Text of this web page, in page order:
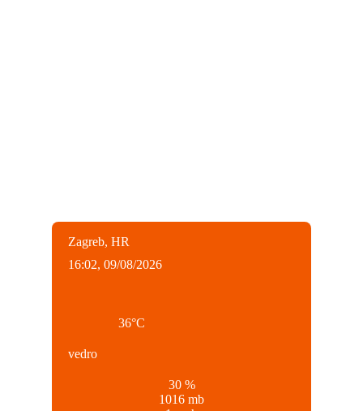
Zagreb, HR
16:02, 09/08/2026
36°C
vedro
30 %
1016 mb